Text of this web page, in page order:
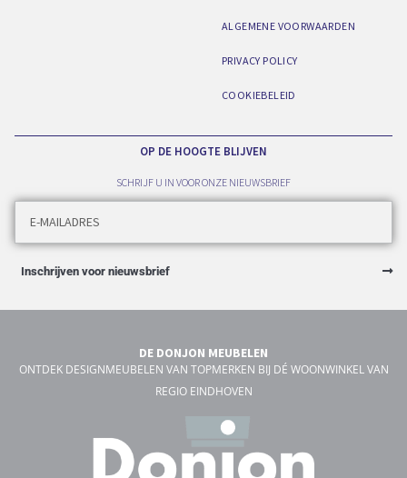
ALGEMENE VOORWAARDEN
PRIVACY POLICY
COOKIEBELEID
OP DE HOOGTE BLIJVEN
SCHRIJF U IN VOOR ONZE NIEUWSBRIEF
Inschrijven voor nieuwsbrief
DE DONJON MEUBELEN
ONTDEK DESIGNMEUBELEN VAN TOPMERKEN BIJ DÉ WOONWINKEL VAN
REGIO EINDHOVEN